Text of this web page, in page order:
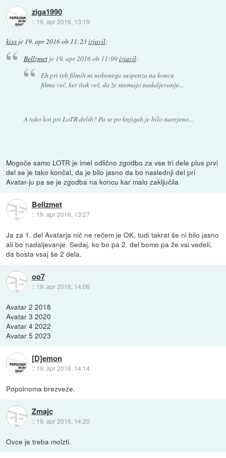
ziga1990
:: 19. apr 2016, 13:19
kixs je 19. apr 2016 ob 11:23izjavil:
Bellzmetje 19. apr 2016 ob 11:09izjavil:
Eh pri teh filmih ni nobenega suspenza na koncu
filma več, ker itak veš, da že snemajo nadaljevanje...
A tako kot pri LoTR delih? Pa se po knjigah je bilo narejeno...
Mogoče samo LOTR je imel odlično zgodbo za vse tri dele plus prvi
del se je tako končal, da je bilo jasno da bo naslednji del pri
Avatar-ju pa se je zgodba na koncu kar malo zaključila
Bellzmet
:: 19. apr 2016, 13:27
Ja za 1. del Avatarja nič ne rečem je OK, tudi takrat še ni bilo jasno
ali bo nadaljevanje. Sedaj, ko bo pa 2. del bomo pa že vsi vedeli,
da bosta vsaj še 2 dela.
oo7
:: 19. apr 2016, 14:06
Avatar 2 2018
Avatar 3 2020
Avatar 4 2022
Avatar 5 2023
[D]emon
:: 19. apr 2016, 14:14
Popolnoma brezveze.
Zmajc
:: 19. apr 2016, 14:20
Ovce je treba molzti.